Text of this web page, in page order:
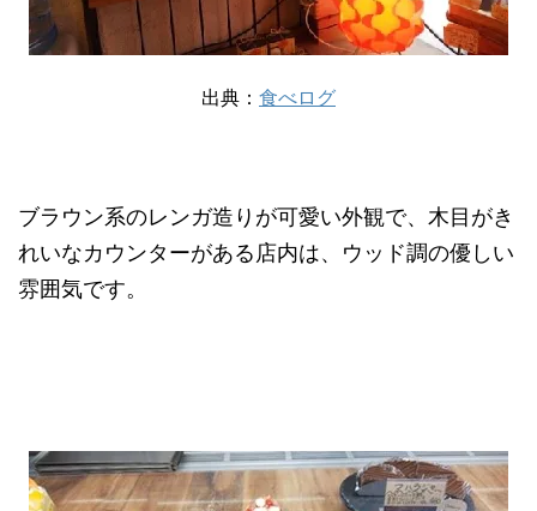
出典： 食べログ
ブラウン系のレンガ造りが可愛い外観で、木目がき
れいなカウンターがある店内は、ウッド調の優しい
雰囲気です。